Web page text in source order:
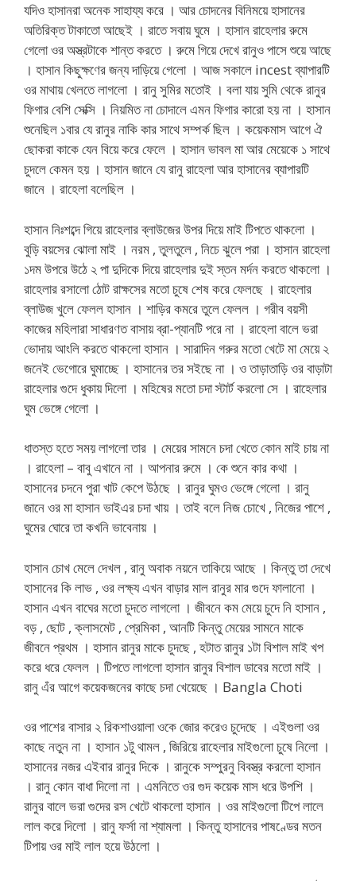
যদিও হাসানরা অনেক সাহায্য করে । আর চোদনের বিনিময়ে হাসানের
অতিরিক্ত টাকাতো আছেই । রাতে সবায় ঘুমে । হাসান রাহেলার রুমে
গেলো ওর অস্ত্রটাকে শান্ত করতে । রুমে গিয়ে দেখে রানুও পাসে শুয়ে আছে
। হাসান কিছুক্ষণের জন্য দাড়িয়ে গেলো । আজ সকালে incest ব্যাপারটি
ওর মাথায় খেলতে লাগলো । রানু সুমির মতোই । বলা যায় সুমি থেকে রানুর
ফিগার বেশি সেক্সি । নিয়মিত না চোদালে এমন ফিগার কারো হয় না । হাসান
শুনেছিল ১বার যে রানুর নাকি কার সাথে সম্পর্ক ছিল । কয়েকমাস আগে ঐ
ছোকরা কাকে যেন বিয়ে করে ফেলে । হাসান ভাবল মা আর মেয়েকে ১ সাথে
চুদলে কেমন হয় । হাসান জানে যে রানু রাহেলা আর হাসানের ব্যাপারটি
জানে । রাহেলা বলেছিল ।
হাসান নিঃশব্দে গিয়ে রাহেলার ব্লাউজের উপর দিয়ে মাই টিপতে থাকলো ।
বুড়ি বয়সের ঝোলা মাই । নরম , তুলতুলে , নিচে ঝুলে পরা । হাসান রাহেলা
১দম উপরে উঠে ২ পা দুদিকে দিয়ে রাহেলার দুই স্তন মর্দন করতে থাকলো ।
রাহেলার রসালো ঠোট রাক্ষসের মতো চুষে শেষ করে ফেলছে । রাহেলার
ব্লাউজ খুলে ফেলল হাসান । শাড়ির কমরে তুলে ফেলল । গরীব বয়সী
কাজের মহিলারা সাধারণত বাসায় ব্রা-প্যানটি পরে না । রাহেলা বালে ভরা
ভোদায় আংলি করতে থাকলো হাসান । সারাদিন গরুর মতো খেটে মা মেয়ে ২
জনেই ভেগোরে ঘুমাচ্ছে । হাসানের তর সইছে না । ও তাড়াতাড়ি ওর বাড়াটা
রাহেলার গুদে ধুকায় দিলো । মহিষের মতো চদা স্টার্ট করলো সে । রাহেলার
ঘুম ভেঙ্গে গেলো ।
ধাতস্ত হতে সময় লাগলো তার । মেয়ের সামনে চদা খেতে কোন মাই চায় না
। রাহেলা – বাবু এখানে না । আপনার রুমে । কে শুনে কার কথা ।
হাসানের চদনে পুরা খাট কেপে উঠছে । রানুর ঘুমও ভেঙ্গে গেলো । রানু
জানে ওর মা হাসান ভাইএর চদা খায় । তাই বলে নিজ চোখে , নিজের পাশে ,
ঘুমের ঘোরে তা কখনি ভাবেনায় ।
হাসান চোখ মেলে দেখল , রানু অবাক নয়নে তাকিয়ে আছে । কিন্তু তা দেখে
হাসানের কি লাভ , ওর লক্ষ্য এখন বাড়ার মাল রানুর মার গুদে ফালানো ।
হাসান এখন বাঘের মতো চুদতে লাগলো । জীবনে কম মেয়ে চুদে নি হাসান ,
বড় , ছোট , ক্লাসমেট , প্রেমিকা , আনটি কিন্তু মেয়ের সামনে মাকে
জীবনে প্রথম । হাসান রানুর মাকে চুদছে , হটাত রানুর ১টা বিশাল মাই খপ
করে ধরে ফেলল । টিপতে লাগলো হাসান রানুর বিশাল ডাবের মতো মাই ।
রানু এঁর আগে কয়েকজনের কাছে চদা খেয়েছে । Bangla Choti
ওর পাশের বাসার ২ রিকশাওয়ালা ওকে জোর করেও চুদেছে । এইগুলা ওর
কাছে নতুন না । হাসান ১টু থামল , জিরিয়ে রাহেলার মাইগুলো চুষে নিলো ।
হাসানের নজর এইবার রানুর দিকে । রানুকে সম্পুরনু বিবস্ত্র করলো হাসান
। রানু কোন বাধা দিলো না । এমনিতে ওর গুদ কয়েক মাস ধরে উপশি ।
রানুর বালে ভরা গুদের রস খেটে থাকলো হাসান । ওর মাইগুলো টিপে লালে
লাল করে দিলো । রানু ফর্সা না শ্যামলা । কিন্তু হাসানের পাষণ্ডের মতন
টিপায় ওর মাই লাল হয়ে উঠলো ।